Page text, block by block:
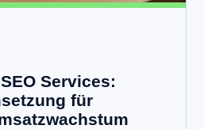
Services:
für